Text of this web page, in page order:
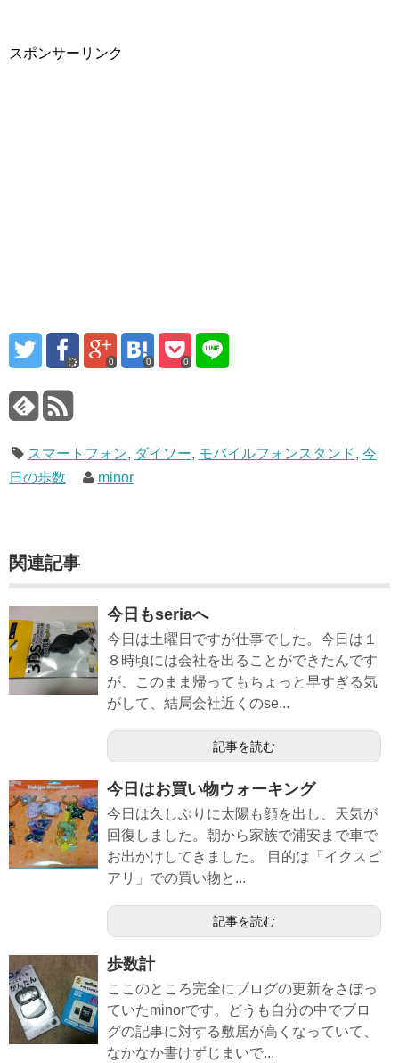
スポンサーリンク
0 0 0
スマートフォン, ダイソー, モバイルフォンスタンド, 今
日の歩数
minor
関連記事
今日もseriaへ
今日は土曜日ですが仕事でした。今日は１
８時頃には会社を出ることができたんです
が、このまま帰ってもちょっと早すぎる気
がして、結局会社近くのse...
記事を読む
今日はお買い物ウォーキング
今日は久しぶりに太陽も顔を出し、天気が
回復しました。朝から家族で浦安まで車で
お出かけしてきました。 目的は「イクスピ
アリ」での買い物と...
記事を読む
歩数計
ここのところ完全にブログの更新をさぼっ
ていたminorです。どうも自分の中でブロ
グの記事に対する敷居が高くなっていて、
なかなか書けずじまいで...